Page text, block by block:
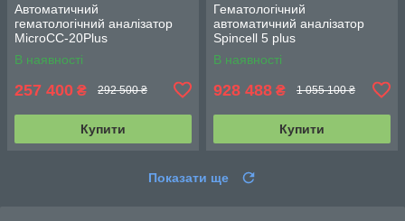
Автоматичний
гематологічний аналізатор
MicroCC-20Plus
В наявності
257 400 ₴ 292 500 ₴
Купити
Гематологічний
автоматичний аналізатор
Spincell 5 plus
В наявності
928 488 ₴ 1 055 100 ₴
Купити
Показати ще